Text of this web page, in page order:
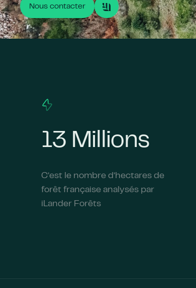
Nous contacter
13 Millions
C’est le nombre d’hectares de
forêt française analysés par
iLander Forêts